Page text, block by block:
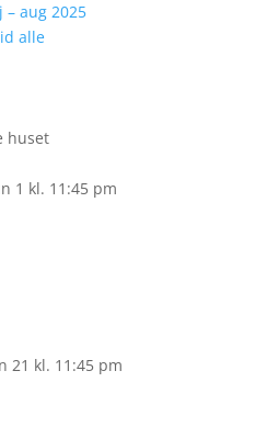
– aug 2025
alle
huset
1 kl. 11:45 pm
21 kl. 11:45 pm